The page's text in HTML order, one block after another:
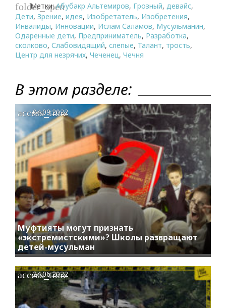
folder_open
Метки:Абубакр Альтемиров, Грозный, девайс,
Дети, Зрение, идея, Изобретатель, Изобретения,
Инвалиды, Инновации, Ислам Саламов, Мусульманин,
Одаренные дети, Предприниматель, Разработка,
сколково, Слабовидящий, слепые, Талант, трость,
Центр для незрячих, Чеченец, Чечня
В этом разделе:
Муфтияты могут признать
«экстремистскими»? Школы развращают
детей-мусульман
access_time
04.09.2022
access_time
24.06.2022